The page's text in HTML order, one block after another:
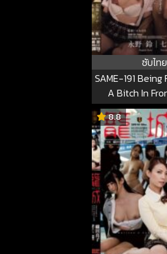
ซับไทย
SAME-191 Being
A Bitch In
Daughter Tina
Nagano
8.8